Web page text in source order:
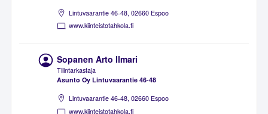
Lintuvaarantie 46-48, 02660 Espoo
www.kiinteistotahkola.fi
Sopanen Arto Ilmari
Tilintarkastaja
Asunto Oy Lintuvaarantie 46-48
Lintuvaarantie 46-48, 02660 Espoo
www.kiinteistotahkola.fi